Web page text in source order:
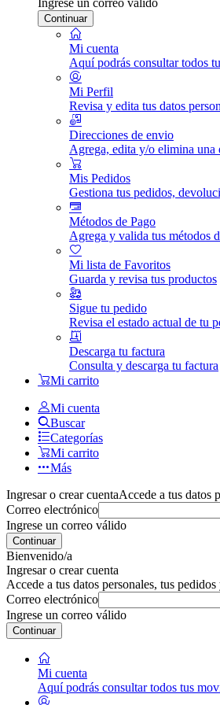
Continuar
Mi cuenta
Aquí podrás consultar todos
Mi Perfil
Revisa y edita tus datos
Direcciones de envio
Agrega, edita y/o elimina una
Mis Pedidos
Gestiona tus pedidos,
Métodos de Pago
Agrega y valida tus métodos
Mi lista de Favoritos
Guarda y revisa tus productos
Sigue tu pedido
Revisa el estado actual de tu
Descarga tu factura
Consulta y descarga tu factura
Mi carrito
Mi cuenta
Buscar
Categorías
Mi carrito
Más
Ingresar o crear cuentaAccede a tus datos
Correo electrónico
Ingrese un correo válido
Continuar
Bienvenido/a
Ingresar o crear cuenta
Accede a tus datos personales, tus
Correo electrónico
Ingrese un correo válido
Continuar
Mi cuenta
Aquí podrás consultar todos tus